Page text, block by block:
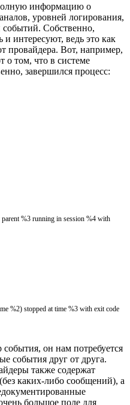
информацию о
уровней логирования,
событий. Собственно,
и интересуют, ведь это как
провайдера. Вот, например,
о том, что в системе
завершился процесс:
parent %3 running in session %4 with
%2) stopped at time %3 with exit code
события, он нам потребуется
события друг от друга.
также содержат
каких-либо сообщений), а
большое поле для